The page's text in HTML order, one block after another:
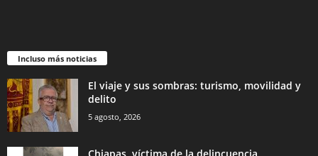
Incluso más noticias
El viaje y sus sombras: turismo, movilidad y
delito
5 agosto, 2026
Chiapas, víctima de la delincuencia